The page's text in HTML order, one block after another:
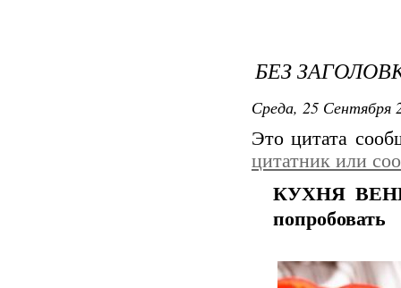
БЕЗ
Среда, 25 Сентября
Это цитата
цитатник или
КУХНЯ
попробовать